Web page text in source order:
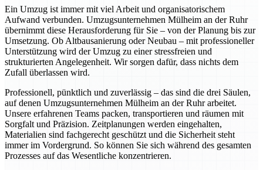
Ein Umzug ist immer mit viel Arbeit und organisatorischem
Aufwand verbunden. Umzugsunternehmen Mülheim an der Ruhr
übernimmt diese Herausforderung für Sie – von der Planung bis zur
Umsetzung. Ob Altbausanierung oder Neubau – mit professioneller
Unterstützung wird der Umzug zu einer stressfreien und
strukturierten Angelegenheit. Wir sorgen dafür, dass nichts dem
Zufall überlassen wird.
Professionell, pünktlich und zuverlässig – das sind die drei Säulen,
auf denen Umzugsunternehmen Mülheim an der Ruhr arbeitet.
Unsere erfahrenen Teams packen, transportieren und räumen mit
Sorgfalt und Präzision. Zeitplanungen werden eingehalten,
Materialien sind fachgerecht geschützt und die Sicherheit steht
immer im Vordergrund. So können Sie sich während des gesamten
Prozesses auf das Wesentliche konzentrieren.